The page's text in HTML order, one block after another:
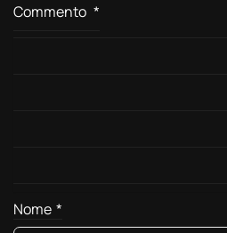
Commento *
Nome *